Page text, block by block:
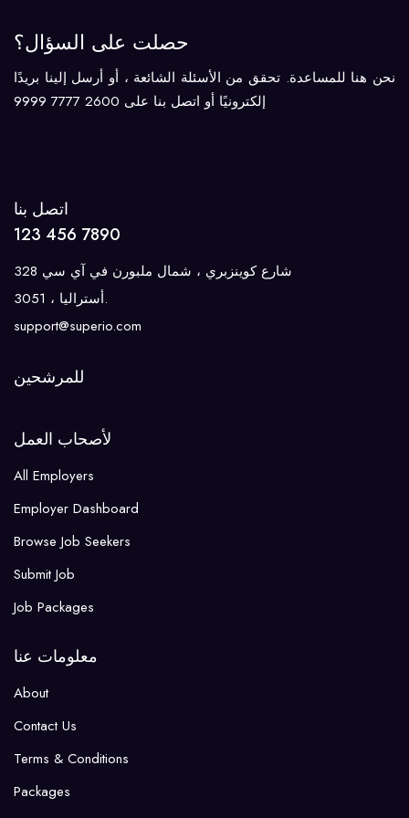
حصلت على السؤال؟
نحن هنا للمساعدة. تحقق من الأسئلة الشائعة ، أو أرسل إلينا بريدًا
إلكترونيًا أو اتصل بنا على 2600 7777 9999
اتصل بنا
123 456 7890
328 شارع كوينزبري ، شمال ملبورن في آي سي
3051 ، أستراليا.
support@superio.com
للمرشحين
لأصحاب العمل
All Employers
Employer Dashboard
Browse Job Seekers
Submit Job
Job Packages
معلومات عنا
About
Contact Us
Terms & Conditions
Packages